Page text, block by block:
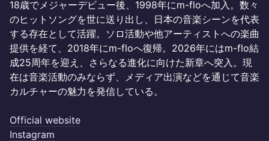
18歳でメジャーデビュー後、1998年にm-floへ加入。数々
のヒットソングを世に送り出し、日本の音楽シーンを代表
する存在として活躍。ソロ活動や他アーティストへの楽曲
提供を経て、2018年にm-floへ復帰。2026年にはm-flo結
成25周年を迎え、さらなる進化に向けた新章へ突入。現
在は音楽活動のみならず、メディア出演などを通じて音楽
カルチャーの魅力を発信している。
Official website
Instagram